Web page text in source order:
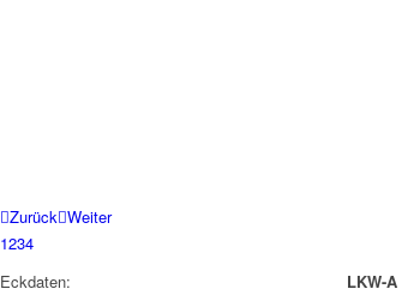
Zurück Weiter
1234
Eckdaten:
LKW-A